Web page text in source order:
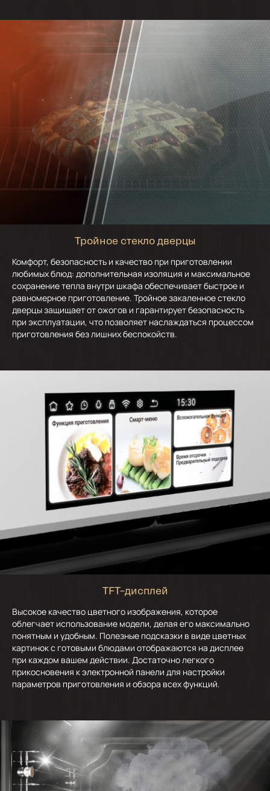
Тройное стекло дверцы
Комфорт, безопасность и качество при приготовлении
любимых блюд: дополнительная изоляция и максимальное
сохранение тепла внутри шкафа обеспечивает быстрое и
равномерное приготовление. Тройное закаленное стекло
дверцы защищает от ожогов и гарантирует безопасность
при эксплуатации, что позволяет наслаждаться процессом
приготовления без лишних беспокойств.
TFT–дисплей
Высокое качество цветного изображения, которое
облегчает использование модели, делая его максимально
понятным и удобным. Полезные подсказки в виде цветных
картинок с готовыми блюдами отображаются на дисплее
при каждом вашем действии. Достаточно легкого
прикосновения к электронной панели для настройки
параметров приготовления и обзора всех функций.